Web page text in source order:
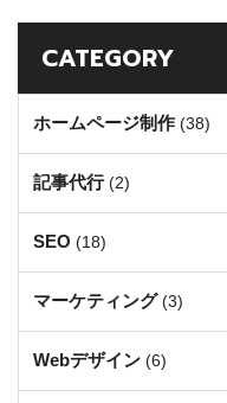
CATEGORY
ホームページ制作 (38)
記事代行(2)
SEO (18)
マーケティング(3)
Webデザイン (6)